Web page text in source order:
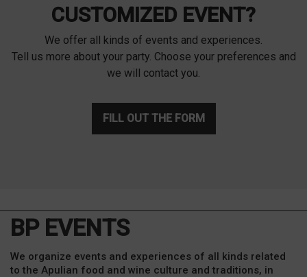
CUSTOMIZED EVENT?
We offer all kinds of events and experiences.
Tell us more about your party. Choose your preferences and
we will contact you.
FILL OUT THE FORM
BP EVENTS
We organize events and experiences of all kinds related
to the Apulian food and wine culture and traditions, in